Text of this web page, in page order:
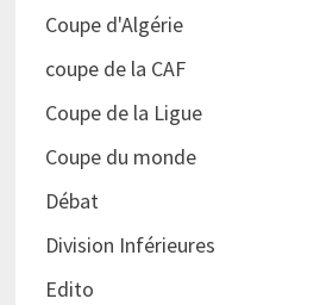
Coupe d'Algérie
coupe de la CAF
Coupe de la Ligue
Coupe du monde
Débat
Division Inférieures
Edito